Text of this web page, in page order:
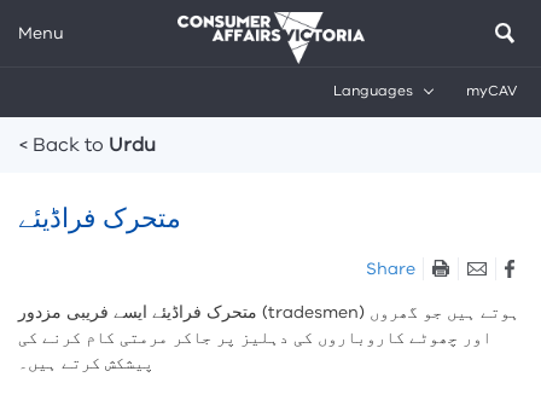
Menu
Languages myCAV
Breadcrumbs
< Back to Urdu
متحرک فراڈیئے
and
sharing
tools
Share
متحرک فراڈیئے ایسے فریبی مزدور (tradesmen) ہوتے ہيں جو گھروں
اور چھوٹے کاروباروں کی دہلیز پر جاکر مرمتی کام کرنے کی
پیشکش کرتے ہیں۔